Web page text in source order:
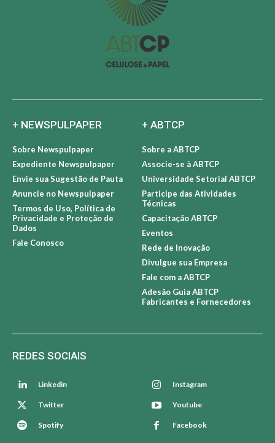
+ NEWSPULPAPER
Sobre Newspulpaper
Expediente Newspulpaper
Envie sua Sugestão de Pauta
Anuncie no Newspulpaper
Termos de Uso, Política de
Privacidade e Proteção de
+ ABTCP
Sobre a ABTCP
Associe-se à ABTCP
Universidade Setorial ABTCP
Participe das Atividades
Técnicas
Capacitação ABTCP
Eventos
Rede de Inovação
Divulgue sua Empresa
Fale com a ABTCP
REDES SOCIAIS
Linkedin Instagram
Twitter Youtube